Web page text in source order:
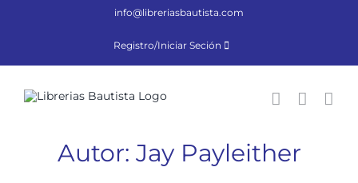
info@libreriasbautista.com
Registro/Iniciar Seción
Autor: Jay Payleither